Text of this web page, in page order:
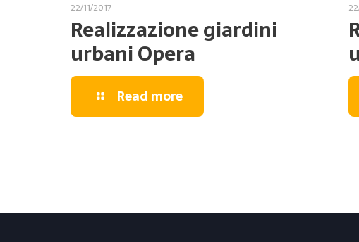
22/11/2017
Realizzazione giardini
urbani Opera
Read more